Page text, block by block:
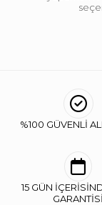
%100 GÜVENLİ
15 GÜN
GARANTİSİ